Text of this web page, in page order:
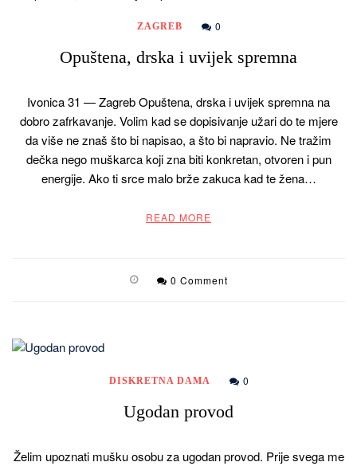
ZAGREB 0
Opuštena, drska i uvijek spremna
Ivonica 31 — Zagreb Opuštena, drska i uvijek spremna na
dobro zafrkavanje. Volim kad se dopisivanje užari do te mjere
da više ne znaš što bi napisao, a što bi napravio. Ne tražim
dečka nego muškarca koji zna biti konkretan, otvoren i pun
energije. Ako ti srce malo brže zakuca kad te žena…
READ MORE
0 Comment
DISKRETNA DAMA 0
Ugodan provod
Želim upoznati mušku osobu za ugodan provod. Prije svega me